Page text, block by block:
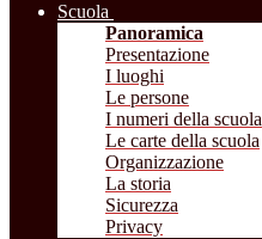
Scuola
Panoramica
Presentazione
I luoghi
Le persone
I numeri della scuola
Le carte della scuola
Organizzazione
La storia
Sicurezza
Privacy